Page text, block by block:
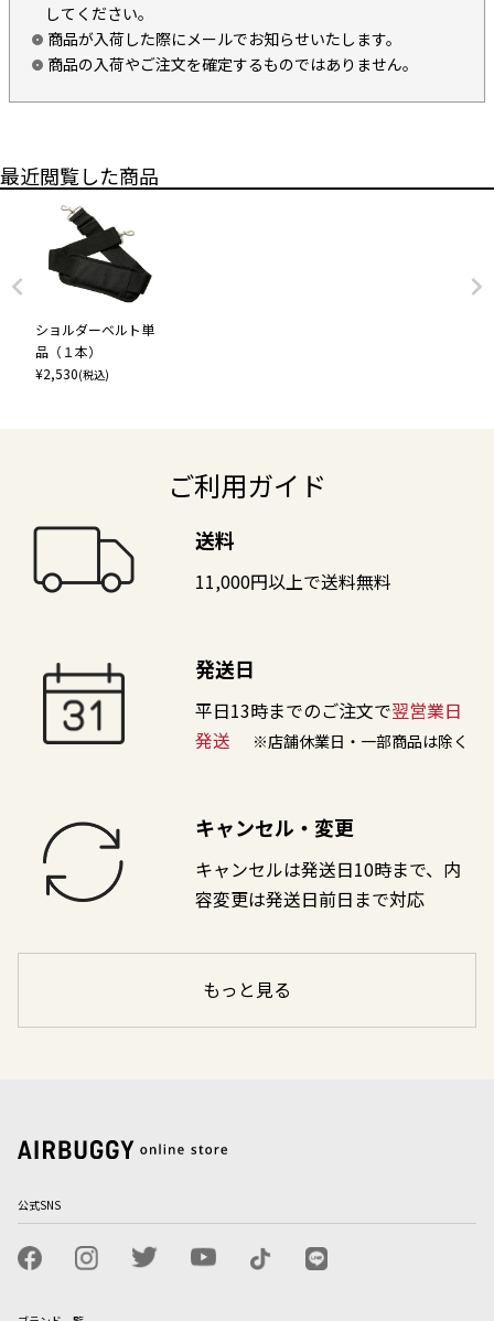
してください。
商品が入荷した際にメールでお知らせいたします。
商品の入荷やご注文を確定するものではありません。
最近閲覧した商品
ショルダーベルト単
品（１本）
¥2,530(税込)
ご利用ガイド
送料
11,000円以上で送料無料
発送日
平日13時までのご注文で翌営業日
発送
※店舗休業日・一部商品は除く
キャンセル・変更
キャンセルは発送日10時まで、内
容変更は発送日前日まで対応
もっと見る
公式SNS